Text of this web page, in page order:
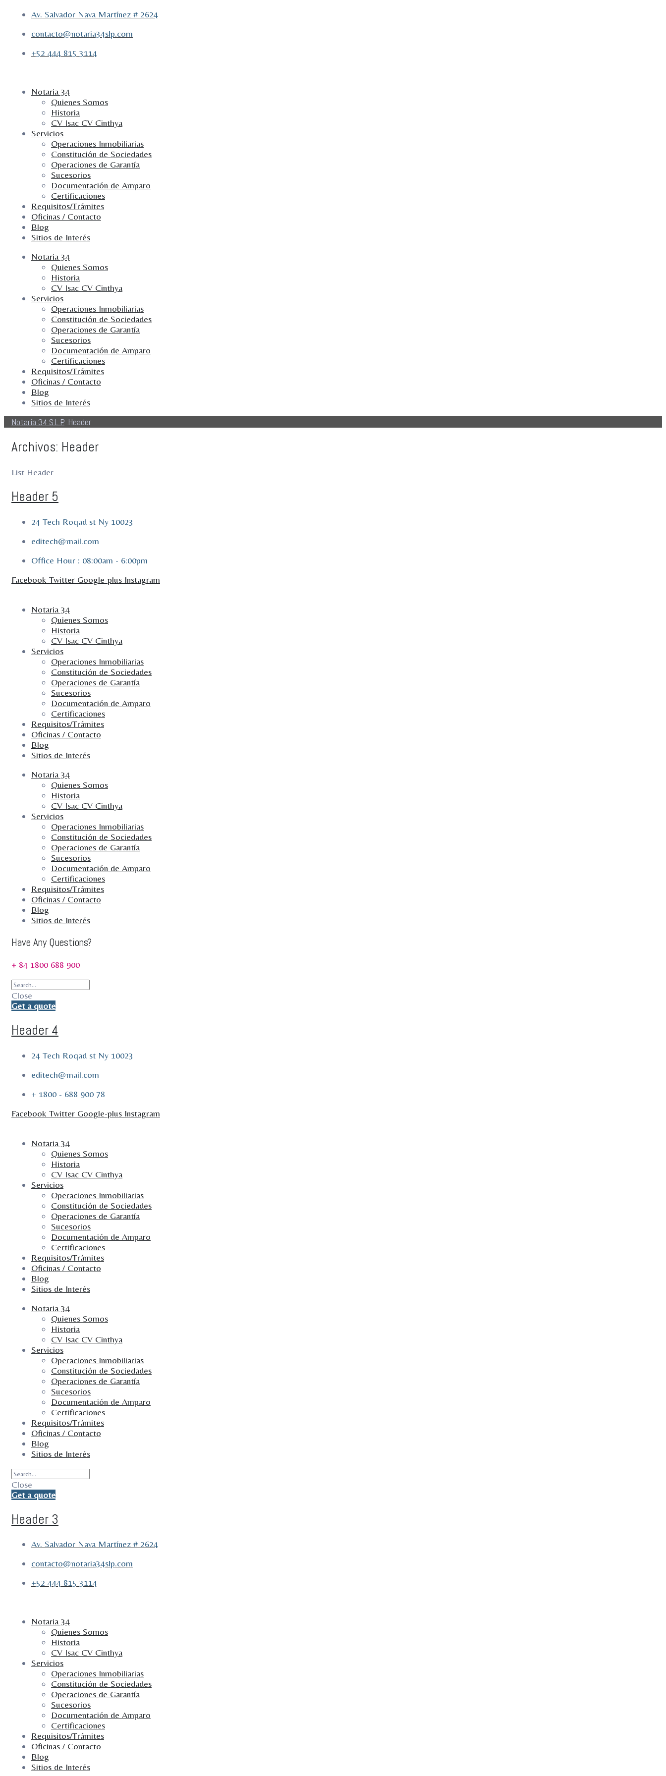
Av. Salvador Nava Martínez # 2624
contacto@notaria34slp.com
+52 444 815 3114
Notaria 34
Quienes Somos
Historia
CV Isac CV Cinthya
Servicios
Operaciones Inmobiliarias
Constitución de Sociedades
Operaciones de Garantía
Sucesorios
Documentación de Amparo
Certificaciones
Requisitos/Trámites
Oficinas / Contacto
Blog
Sitios de Interés
Notaria 34
Quienes Somos
Historia
CV Isac CV Cinthya
Servicios
Operaciones Inmobiliarias
Constitución de Sociedades
Operaciones de Garantía
Sucesorios
Documentación de Amparo
Certificaciones
Requisitos/Trámites
Oficinas / Contacto
Blog
Sitios de Interés
Notaría 34 S.L.P. :Header
Archivos: Header
List Header
Header 5
24 Tech Roqad st Ny 10023
editech@mail.com
Office Hour : 08:00am - 6:00pm
Facebook Twitter Google-plus Instagram
Notaria 34
Quienes Somos
Historia
CV Isac CV Cinthya
Servicios
Operaciones Inmobiliarias
Constitución de Sociedades
Operaciones de Garantía
Sucesorios
Documentación de Amparo
Certificaciones
Requisitos/Trámites
Oficinas / Contacto
Blog
Sitios de Interés
Notaria 34
Quienes Somos
Historia
CV Isac CV Cinthya
Servicios
Operaciones Inmobiliarias
Constitución de Sociedades
Operaciones de Garantía
Sucesorios
Documentación de Amparo
Certificaciones
Requisitos/Trámites
Oficinas / Contacto
Blog
Sitios de Interés
Have Any Questions?
+ 84 1800 688 900
Close
Get a quote
Header 4
24 Tech Roqad st Ny 10023
editech@mail.com
+ 1800 - 688 900 78
Facebook Twitter Google-plus Instagram
Notaria 34
Quienes Somos
Historia
CV Isac CV Cinthya
Servicios
Operaciones Inmobiliarias
Constitución de Sociedades
Operaciones de Garantía
Sucesorios
Documentación de Amparo
Certificaciones
Requisitos/Trámites
Oficinas / Contacto
Blog
Sitios de Interés
Notaria 34
Quienes Somos
Historia
CV Isac CV Cinthya
Servicios
Operaciones Inmobiliarias
Constitución de Sociedades
Operaciones de Garantía
Sucesorios
Documentación de Amparo
Certificaciones
Requisitos/Trámites
Oficinas / Contacto
Blog
Sitios de Interés
Close
Get a quote
Header 3
Av. Salvador Nava Martínez # 2624
contacto@notaria34slp.com
+52 444 815 3114
Notaria 34
Quienes Somos
Historia
CV Isac CV Cinthya
Servicios
Operaciones Inmobiliarias
Constitución de Sociedades
Operaciones de Garantía
Sucesorios
Documentación de Amparo
Certificaciones
Requisitos/Trámites
Oficinas / Contacto
Blog
Sitios de Interés